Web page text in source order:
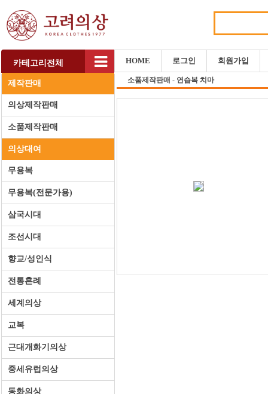
카테고리전체 HOME 로그인 회원가입
제작판매
의상제작판매
소품제작판매
의상대여
무용복
무용복(전문가용)
삼국시대
조선시대
향교/성인식
전통혼례
세계의상
교복
근대개화기의상
중세유럽의상
동화의상
소품제작판매 - 연습복 치마